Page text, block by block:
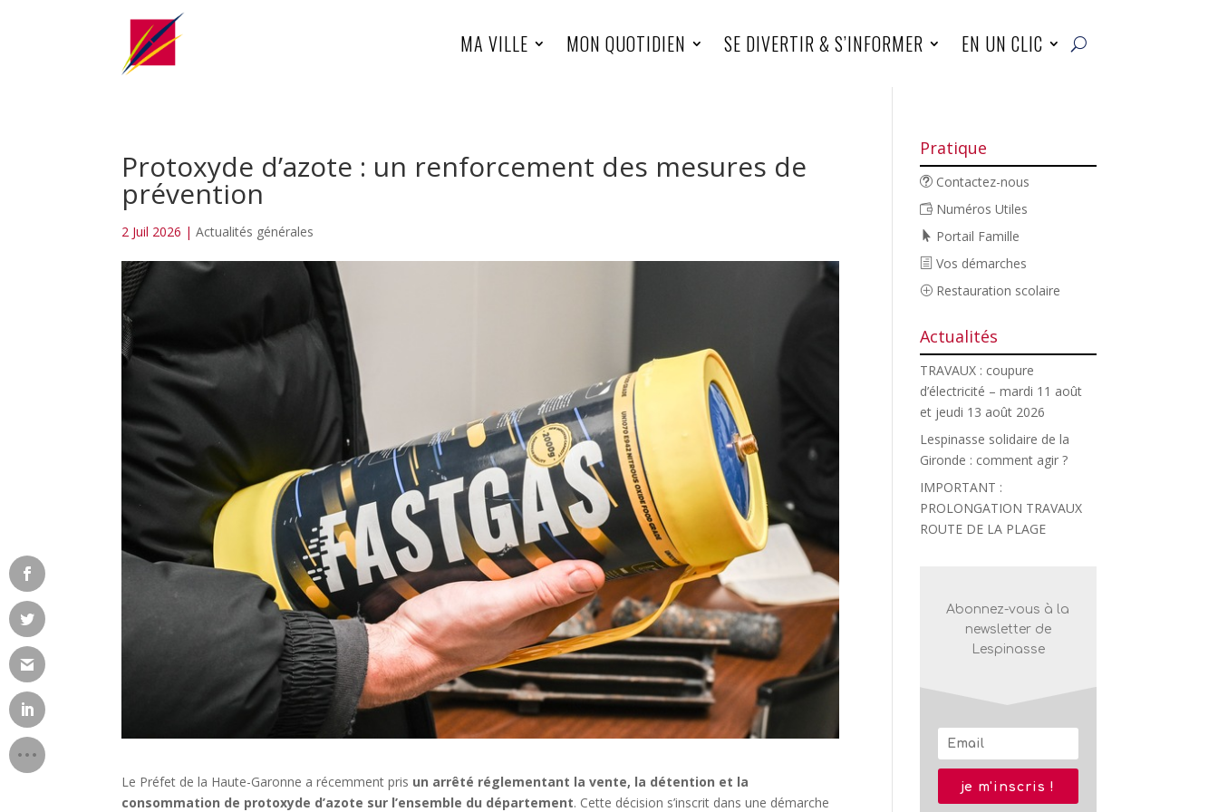
MA VILLE MON QUOTIDIEN SE DIVERTIR & S’INFORMER EN UN CLIC
Protoxyde d’azote : un renforcement des mesures de
prévention
2 Juil 2026 |Actualités générales
Le Préfet de la Haute-Garonne a récemment pris un arrêté réglementant la vente, la détention et la
consommation de protoxyde d’azote sur l’ensemble du département. Cette décision s’inscrit dans une démarche
Pratique
Contactez-nous
Numéros Utiles
Portail Famille
Vos démarches
Restauration scolaire
Actualités
TRAVAUX : coupure
d’électricité – mardi 11 août
et jeudi 13 août 2026
Lespinasse solidaire de la
Gironde : comment agir ?
IMPORTANT :
PROLONGATION TRAVAUX
ROUTE DE LA PLAGE
Abonnez-vous à la
newsletter de
Lespinasse
je m'inscris !